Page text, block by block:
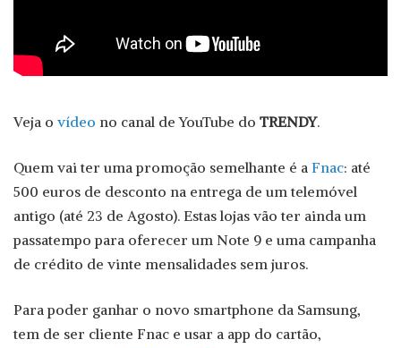
Veja o vídeo no canal de YouTube do TRENDY.
Quem vai ter uma promoção semelhante é a Fnac: até
500 euros de desconto na entrega de um telemóvel
antigo (até 23 de Agosto). Estas lojas vão ter ainda um
passatempo para oferecer um Note 9 e uma campanha
de crédito de vinte mensalidades sem juros.
Para poder ganhar o novo smartphone da Samsung,
tem de ser cliente Fnac e usar a app do cartão,